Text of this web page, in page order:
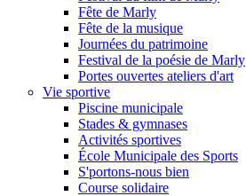
Fête de Marly
Fête de la musique
Journées du patrimoine
Festival de la poésie de Marly
Portes ouvertes ateliers d'art
Vie sportive
Piscine municipale
Stades & gymnases
Activités sportives
École Municipale des Sports
S'portons-nous bien
Course solidaire